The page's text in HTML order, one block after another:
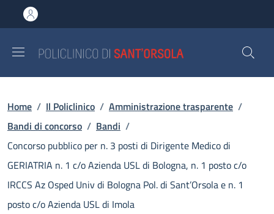
al contenuto principale
to footer content
Briciole di pane
Home / Il Policlinico / Amministrazione trasparente /
Bandi di concorso / Bandi /
Concorso pubblico per n. 3 posti di Dirigente Medico di
GERIATRIA n. 1 c/o Azienda USL di Bologna, n. 1 posto c/o
IRCCS Az Osped Univ di Bologna Pol. di Sant’Orsola e n. 1
posto c/o Azienda USL di Imola